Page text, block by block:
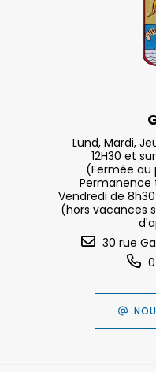
Lund, Mardi,
12H30 et
(Fermée au
Permanence
Vendredi de 8h30
(hors vacances
30 rue